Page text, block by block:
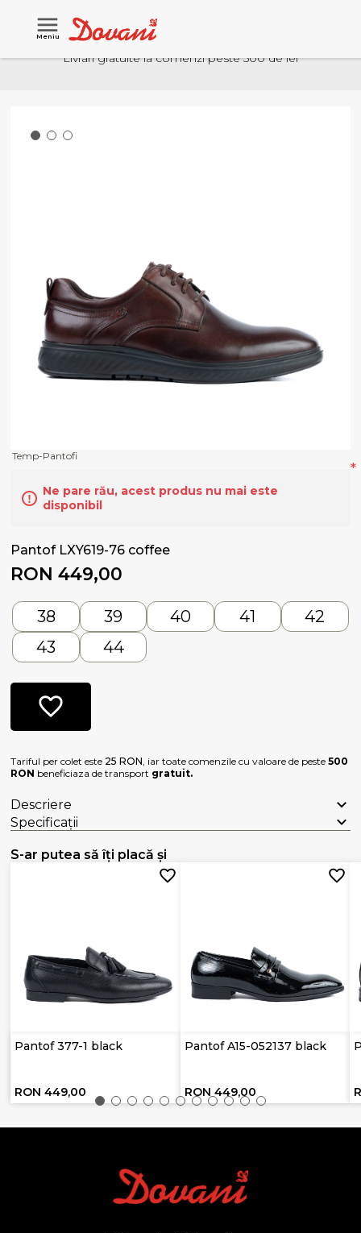
Meniu
Livrari gratuite la comenzi peste 500 de lei
Temp-Pantofi
Ne pare rău, acest produs nu mai este
disponibil
Pantof LXY619-76 coffee
RON 449,00
*
38 39 40 41
42
43
44
Tariful per colet este 25 RON , iar toate comenzile cu valoare de peste500
RON beneficiaza de transport gratuit.
Descriere
Specificații
S-ar putea să îți placă și
Pantof 377-1 black
RON 449,00
Pantof A15-052137 black
RON 449,00